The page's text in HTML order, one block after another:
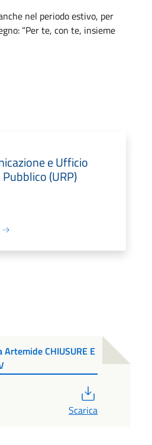
nel periodo estivo, per
“Per te, con te, insieme
e Ufficio
(URP)
Artemide CHIUSURE E
Scarica